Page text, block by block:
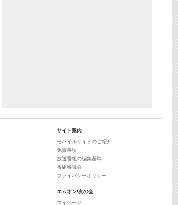
サイト案内
モバイルサイトのご紹介
免責事項
放送番組の編集基準
番組審議会
プライバシーポリシー
エムオン!友の会
マイページ